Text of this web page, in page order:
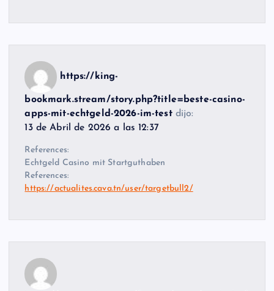
https://king-
bookmark.stream/story.php?title=beste-casino-
apps-mit-echtgeld-2026-im-test dijo:
13 de Abril de 2026 a las 12:37
References:
Echtgeld Casino mit Startguthaben
References:
https://actualites.cava.tn/user/targetbull2/